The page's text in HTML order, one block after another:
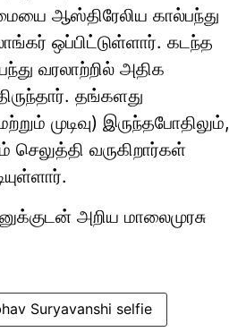
ஆஸ்திரேலிய கால்பந்து
ஒப்பிட்டுள்ளார். கடந்த
வரலாற்றில் அதிக
தங்களது
முடிவு) இருந்தபோதிலும்,
வருகிறார்கள்
அறிய மாலைமுரசு
Suryavanshi selfie